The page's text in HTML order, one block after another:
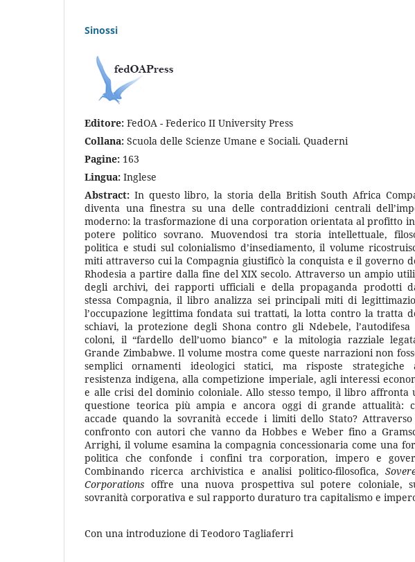
Sinossi
Editore: FedOA - Federico II University Press
Collana: Scuola delle Scienze Umane e Sociali. Quaderni
Pagine: 163
Lingua: Inglese
Abstract: In questo libro, la storia della British South Africa
diventa una finestra su una delle contraddizioni centrali
moderno: la trasformazione di una corporation orientata al profitto
potere politico sovrano. Muovendosi tra storia intellettuale,
politica e studi sul colonialismo d’insediamento, il volume
miti attraverso cui la Compagnia giustificò la conquista e il governo
Rhodesia a partire dalla fine del XIX secolo. Attraverso un ampio
degli archivi, dei rapporti ufficiali e della propaganda prodotti
stessa Compagnia, il libro analizza sei principali miti di
l’occupazione legittima fondata sui trattati, la lotta contro la tratta
schiavi, la protezione degli Shona contro gli Ndebele, l’autodifesa
coloni, il “fardello dell’uomo bianco” e la mitologia razziale
Grande Zimbabwe. Il volume mostra come queste narrazioni non
semplici ornamenti ideologici statici, ma risposte strategiche
resistenza indigena, alla competizione imperiale, agli interessi
e alle crisi del dominio coloniale. Allo stesso tempo, il libro affronta
questione teorica più ampia e ancora oggi di grande attualità:
accade quando la sovranità eccede i limiti dello Stato?
confronto con autori che vanno da Hobbes e Weber fino a
Arrighi, il volume esamina la compagnia concessionaria come una
politica che confonde i confini tra corporation, impero e
Combinando ricerca archivistica e analisi politico-filosofica,
Corporations offre una nuova prospettiva sul potere coloniale,
sovranità corporativa e sul rapporto duraturo tra capitalismo e
Con una introduzione di Teodoro Tagliaferri